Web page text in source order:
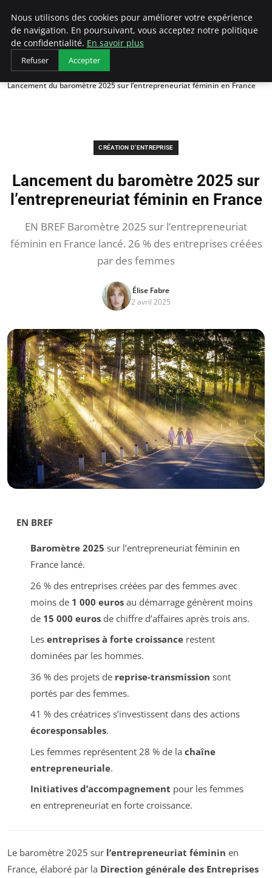
LECFCM
Accueil
Création d'entreprise
Lancement du baromètre 2025 sur l’entrepreneuriat féminin en France
CRÉATION D'ENTREPRISE
Lancement du baromètre 2025 sur
l’entrepreneuriat féminin en France
EN BREF Baromètre 2025 sur l’entrepreneuriat
féminin en France lancé. 26 % des entreprises créées
par des femmes
Élise Fabre
2 avril 2025
EN BREF
Baromètre 2025 sur l’entrepreneuriat féminin en
France lancé.
26 % des entreprises créées par des femmes avec
moins de 1 000 eurosau démarrage génèrent moins
de 15 000 eurosde chiffre d’affaires après trois ans.
Les entreprises à forte croissancerestent
dominées par les hommes.
36 % des projets de reprise-transmission sont
portés par des femmes.
41 % des créatrices s’investissent dans des actions
écoresponsables.
Les femmes représentent 28 % de la chaîne
entrepreneuriale.
Initiatives d’accompagnement pour les femmes
en entrepreneuriat en forte croissance.
Le baromètre 2025 sur l’entrepreneuriat féminin en
France, élaboré par la Direction générale des Entreprises
Nous utilisons des cookies pour améliorer votre expérience
de navigation. En poursuivant, vous acceptez notre politique
de confidentialité. En savoir plus
Refuser Accepter